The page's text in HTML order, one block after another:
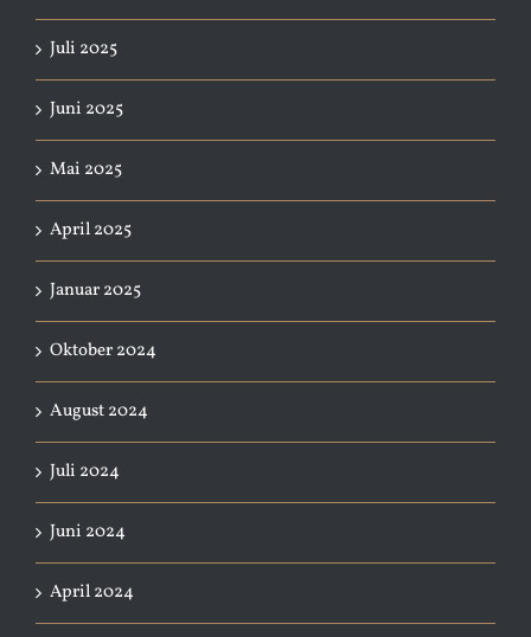
Juli 2025
Juni 2025
Mai 2025
April 2025
Januar 2025
Oktober 2024
August 2024
Juli 2024
Juni 2024
April 2024